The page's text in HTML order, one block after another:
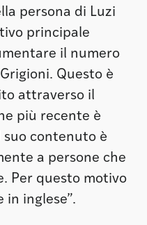
persona di Luzi
principale
il numero
Questo è
attraverso il
più recente è
suo contenuto è
a persone che
Per questo motivo
in inglese”.